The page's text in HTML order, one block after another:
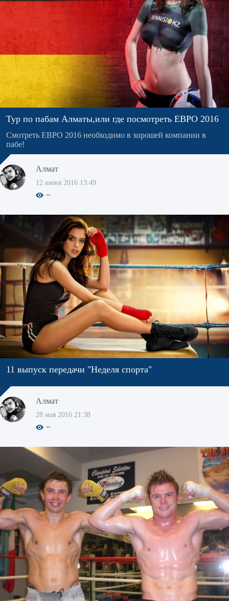
Тур по пабам Алматы,или где посмотреть ЕВРО 2016
Смотреть ЕВРО 2016 необходимо в хорошей компании в
пабе!
Алмат
12 июня 2016 13:49
11 выпуск передачи "Неделя спорта"
Алмат
28 мая 2016 21:38